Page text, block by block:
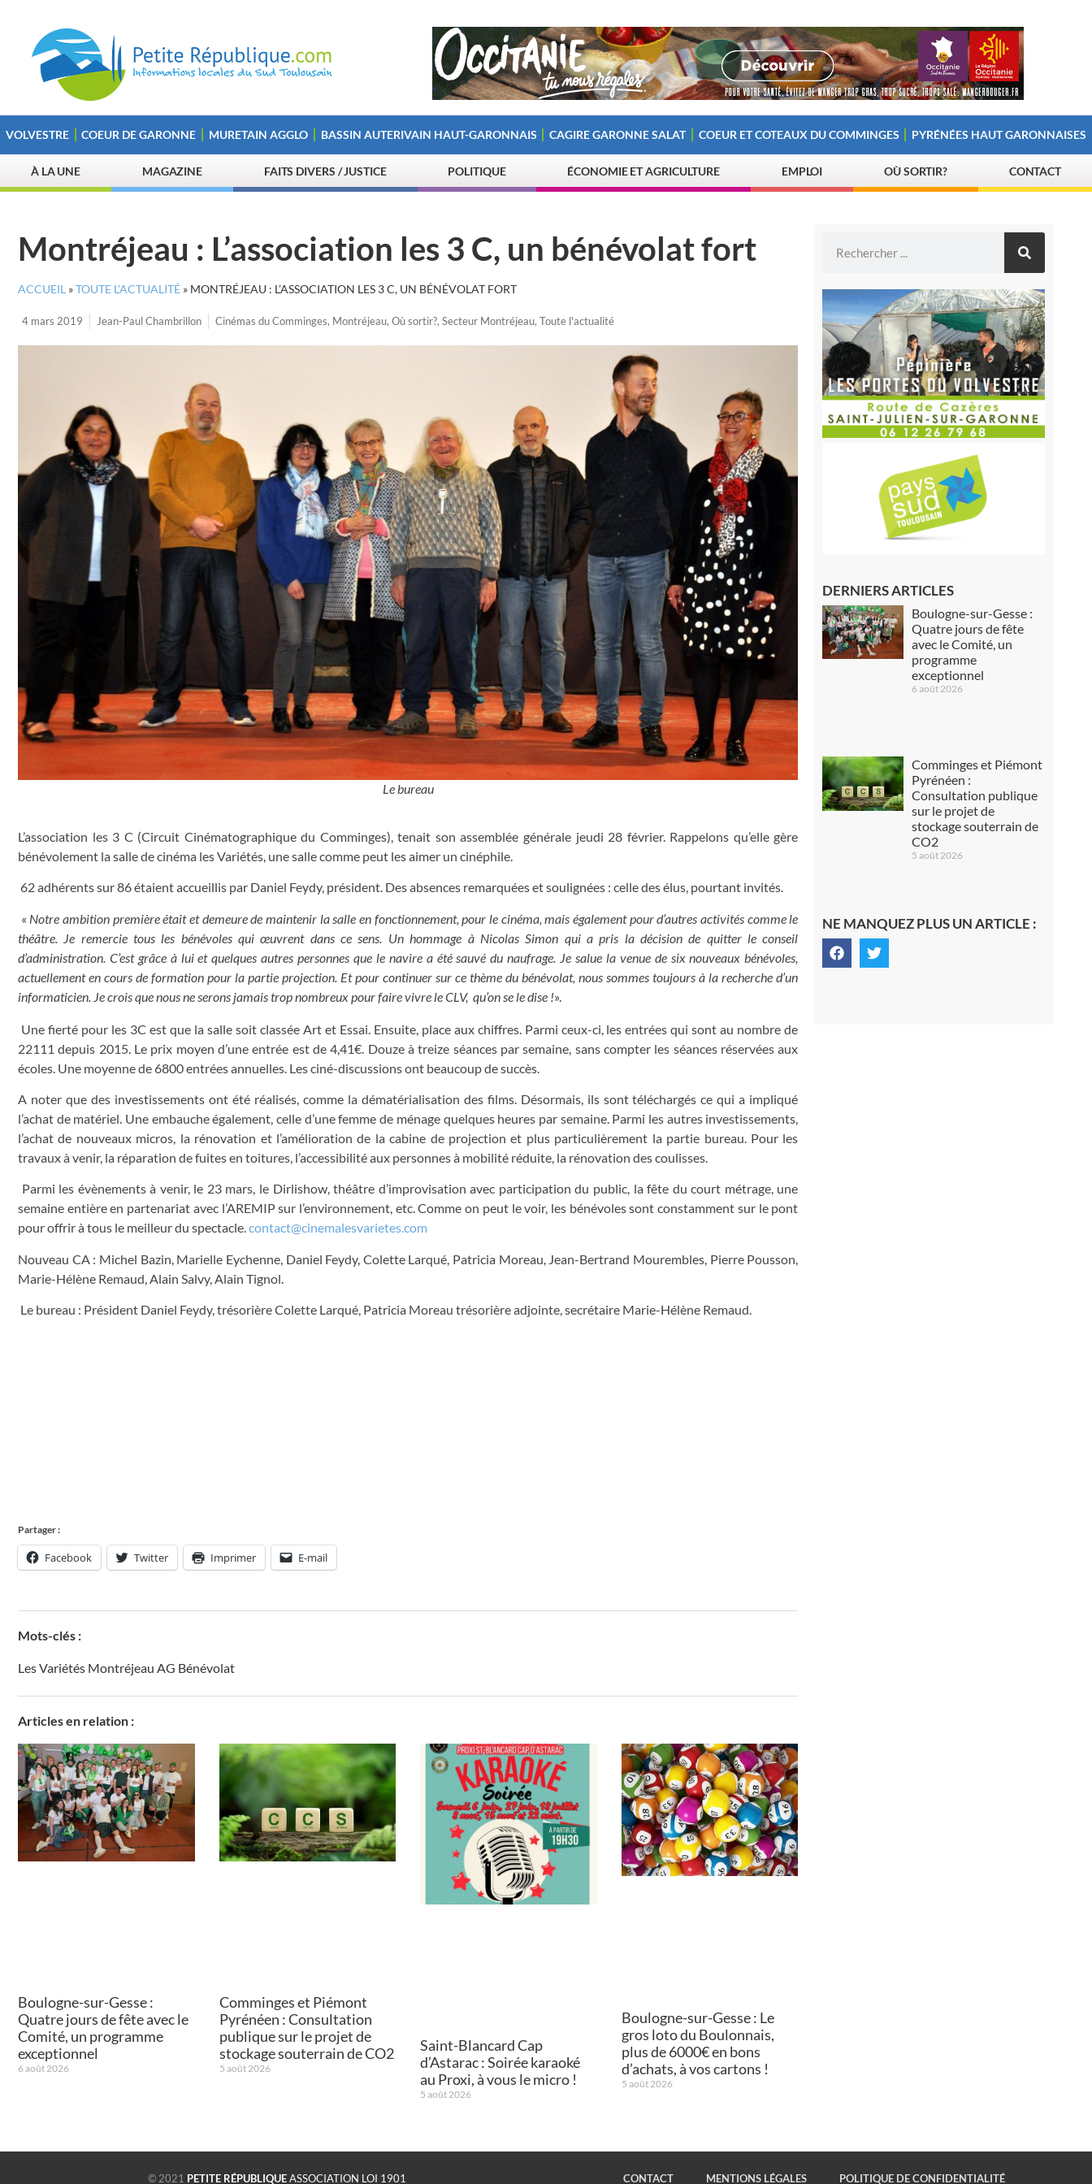
VOLVESTRE COEUR DE GARONNE MURETAIN AGGLO BASSIN AUTERIVAIN HAUT-GARONNAIS CAGIRE GARONNE SALAT COEUR ET COTEAUX DU COMMINGES PYRÉNÉES HAUT GARONNAISES
À LA UNE MAGAZINE FAITS DIVERS / JUSTICE POLITIQUE ÉCONOMIE ET AGRICULTURE EMPLOI OÙ SORTIR? CONTACT
Montréjeau : L’association les 3 C, un bénévolat fort
ACCUEIL »TOUTE L’ACTUALITÉ » MONTRÉJEAU : L’ASSOCIATION LES 3 C, UN BÉNÉVOLAT FORT
4 mars 2019 Jean-Paul Chambrillon Cinémas du Comminges, Montréjeau, Où sortir?, Secteur Montréjeau, Toute l'actualité
Le bureau
L’association les 3 C (Circuit Cinématographique du Comminges), tenait son assemblée générale jeudi 28 février. Rappelons qu’elle gère
bénévolement la salle de cinéma les Variétés, une salle comme peut les aimer un cinéphile.
62 adhérents sur 86 étaient accueillis par Daniel Feydy, président. Des absences remarquées et soulignées : celle des élus, pourtant invités.
« Notre ambition première était et demeure de maintenir la salle en fonctionnement, pour le cinéma, mais également pour d’autres activités comme le
théâtre. Je remercie tous les bénévoles qui œuvrent dans ce sens. Un hommage à Nicolas Simon qui a pris la décision de quitter le conseil
d’administration. C’est grâce à lui et quelques autres personnes que le navire a été sauvé du naufrage. Je salue la venue de six nouveaux bénévoles,
actuellement en cours de formation pour la partie projection. Et pour continuer sur ce thème du bénévolat, nous sommes toujours à la recherche d’un
informaticien. Je crois que nous ne serons jamais trop nombreux pour faire vivre le CLV, qu’on se le dise !».
Une fierté pour les 3C est que la salle soit classée Art et Essai. Ensuite, place aux chiffres. Parmi ceux-ci, les entrées qui sont au nombre de
22111 depuis 2015. Le prix moyen d’une entrée est de 4,41€. Douze à treize séances par semaine, sans compter les séances réservées aux
écoles. Une moyenne de 6800 entrées annuelles. Les ciné-discussions ont beaucoup de succès.
A noter que des investissements ont été réalisés, comme la dématérialisation des films. Désormais, ils sont téléchargés ce qui a impliqué
l’achat de matériel. Une embauche également, celle d’une femme de ménage quelques heures par semaine. Parmi les autres investissements,
l’achat de nouveaux micros, la rénovation et l’amélioration de la cabine de projection et plus particulièrement la partie bureau. Pour les
travaux à venir, la réparation de fuites en toitures, l’accessibilité aux personnes à mobilité réduite, la rénovation des coulisses.
Parmi les évènements à venir, le 23 mars, le Dirlishow, théâtre d’improvisation avec participation du public, la fête du court métrage, une
semaine entière en partenariat avec l’AREMIP sur l’environnement, etc. Comme on peut le voir, les bénévoles sont constamment sur le pont
pour offrir à tous le meilleur du spectacle.contact@cinemalesvarietes.com
Nouveau CA : Michel Bazin, Marielle Eychenne, Daniel Feydy, Colette Larqué, Patricia Moreau, Jean-Bertrand Mourembles, Pierre Pousson,
Marie-Hélène Remaud, Alain Salvy, Alain Tignol.
Le bureau : Président Daniel Feydy, trésorière Colette Larqué, Patricia Moreau trésorière adjointe, secrétaire Marie-Hélène Remaud.
Partager :
Facebook Twitter Imprimer E-mail
Mots-clés :
Les Variétés Montréjeau AG Bénévolat
Articles en relation :
Boulogne-sur-Gesse :
Quatre jours de fête avec le
Comité, un programme
exceptionnel
6 août 2026
Comminges et Piémont
Pyrénéen : Consultation
publique sur le projet de
stockage souterrain de CO2
5 août 2026
Saint-Blancard Cap
d’Astarac : Soirée karaoké
au Proxi, à vous le micro !
5 août 2026
Boulogne-sur-Gesse : Le
gros loto du Boulonnais,
plus de 6000€ en bons
d’achats, à vos cartons !
5 août 2026
DERNIERS ARTICLES
Boulogne-sur-Gesse :
Quatre jours de fête
avec le Comité, un
programme
exceptionnel
6 août 2026
Comminges et Piémont
Pyrénéen :
Consultation publique
sur le projet de
stockage souterrain de
CO2
5 août 2026
NE MANQUEZ PLUS UN ARTICLE :
© 2021 PETITE RÉPUBLIQUEASSOCIATION LOI 1901 CONTACT MENTIONS LÉGALES POLITIQUE DE CONFIDENTIALITÉ